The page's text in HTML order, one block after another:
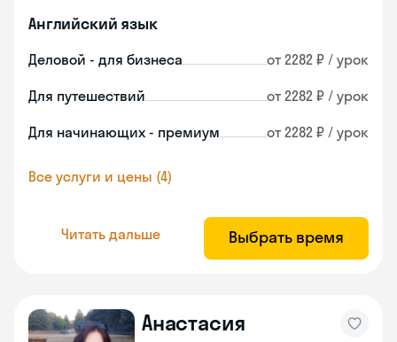
Английский язык
Деловой - для бизнеса от 2282 ₽ / урок
Для путешествий от 2282 ₽ / урок
Для начинающих - премиум от 2282 ₽ / урок
Все услуги и цены (4)
Читать дальше Выбрать время
Анастасия